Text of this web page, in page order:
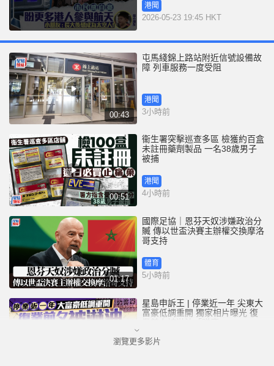
港聞
2026-05-23 19:45 HKT
00:43
屯馬綫錦上路站附近信號設備故
障 列車服務一度受阻
港聞
3小時前
00:51
衞生署突擊巡查多區 檢獲約百盒
未註冊藥劑製品 一名38歲男子
被捕
港聞
4小時前
01:17
國際足協｜恩芬天奴涉嫌政治分
贓 傳以世盃決賽主辦權交換摩洛
哥支持
體育
5小時前
星島申訴王 | 停業近一年 尖東大
富豪低調重開 獨家相片曝光 復
業前夕被淋油「贈慶」
港聞
瀏覽更多影片